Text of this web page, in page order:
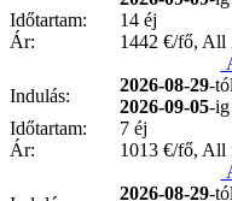
Időtartam:
14 éj
Ár:
1442 €/fő, All
Indulás:
2026-08-29-
2026-09-05-ig
Időtartam:
7 éj
Ár:
1013 €/fő, All
2026-08-29-